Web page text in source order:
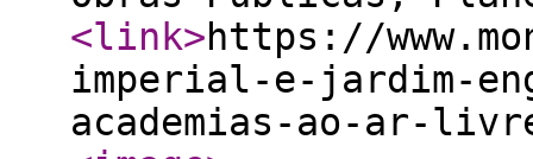
<link>https://
imperial-e-jardim-
academias-ao-ar-